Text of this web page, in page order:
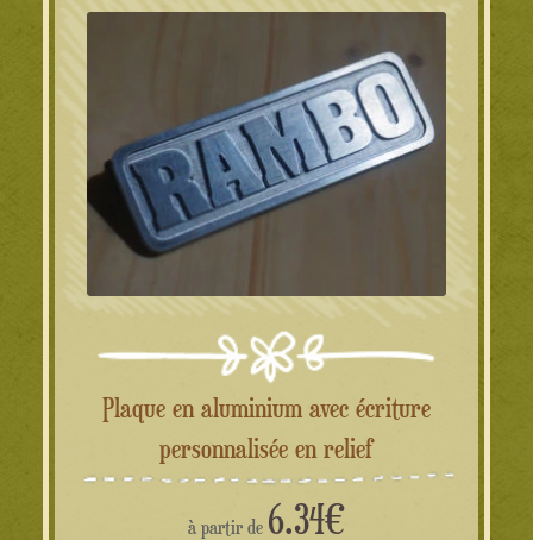
Plaque en aluminium avec écriture
personnalisée en relief
à partir de 6.34€